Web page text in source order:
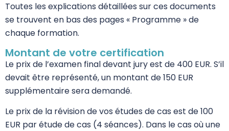
Toutes les explications détaillées sur ces documents
se trouvent en bas des pages « Programme » de
chaque formation.
Montant de votre certification
Le prix de l’examen final devant jury est de 400 EUR. S’il
devait être représenté, un montant de 150 EUR
supplémentaire sera demandé.
Le prix de la révision de vos études de cas est de 100
EUR par étude de cas (4 séances). Dans le cas où une